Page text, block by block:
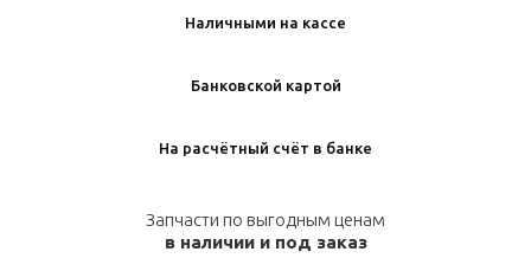
Наличными на кассе
Банковской картой
На расчётный счёт в банке
Запчасти по выгодным ценам
в наличии и под заказ